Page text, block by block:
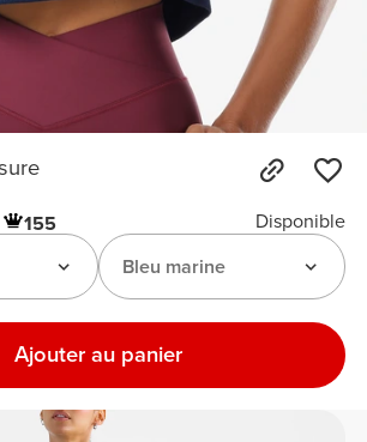
155
Disponible
Bleu marine
Ajouter au panier